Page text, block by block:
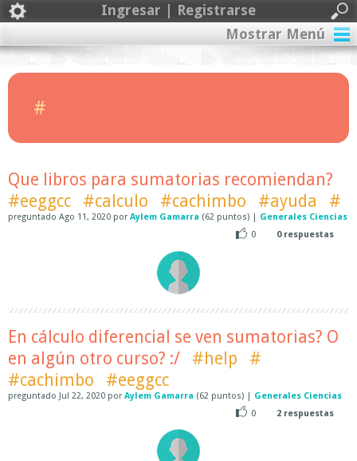
Ingresar | Registrarse
Mostrar Menú
#
Que libros para sumatorias recomiendan?
#eeggcc
#calculo #cachimbo #ayuda #
preguntado Ago 11, 2020 por Aylem Gamarra (62 puntos) | Generales Ciencias
0
0respuestas
En cálculo diferencial se ven sumatorias? O
en algún otro curso? :/
#help
#
#cachimbo
#eeggcc
preguntado Jul 22, 2020 por Aylem Gamarra (62 puntos) | Generales Ciencias
0
2 respuestas